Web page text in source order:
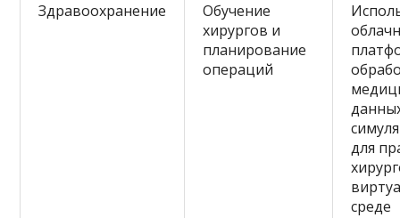
Здравоохранение
Обучение
хирургов и
планирование
операций
для
среде